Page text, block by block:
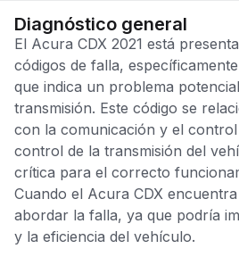
Diagnóstico general
El Acura CDX 2021 está
códigos de falla,
que indica un problema
transmisión. Este código se
con la comunicación y el
control de la transmisión del
crítica para el correcto
Cuando el Acura CDX
abordar la falla, ya que podría
y la eficiencia del vehículo.